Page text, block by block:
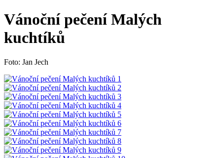
Vánoční pečení Malých
kuchtíků
Foto: Jan Jech